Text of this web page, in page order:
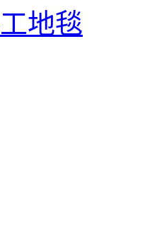
地毯